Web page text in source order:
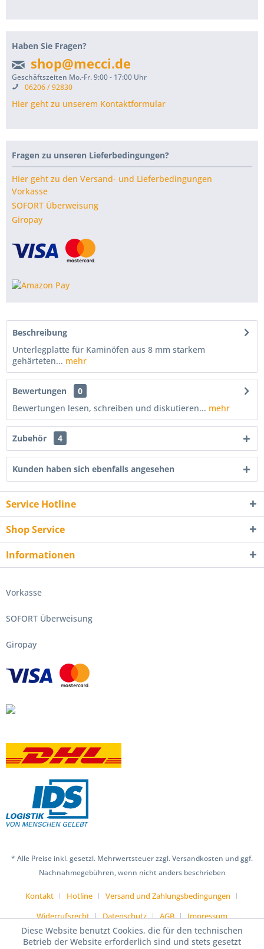
Haben Sie Fragen?
shop@mecci.de
Geschäftszeiten Mo.-Fr. 9:00 - 17:00 Uhr
06206 / 92830
Hier geht zu unserem Kontaktformular
Fragen zu unseren Lieferbedingungen?
Hier geht zu den Versand- und Lieferbedingungen
Vorkasse
SOFORT Überweisung
Giropay
Beschreibung
Unterlegplatte für Kaminöfen aus 8 mm starkem
gehärteten... mehr
Bewertungen
0
Bewertungen lesen, schreiben und diskutieren... mehr
Zubehör 4
Kunden haben sich ebenfalls angesehen
Service Hotline
Shop Service
Informationen
Vorkasse
SOFORT Überweisung
Giropay
* Alle Preise inkl. gesetzl. Mehrwertsteuer zzgl. Versandkosten und ggf.
Nachnahmegebühren, wenn nicht anders beschrieben
Kontakt Hotline
Versand und Zahlungsbedingungen
Widerrufsrecht
Datenschutz AGB Impressum
Diese Website benutzt Cookies, die für den technischen
Betrieb der Website erforderlich sind und stets gesetzt